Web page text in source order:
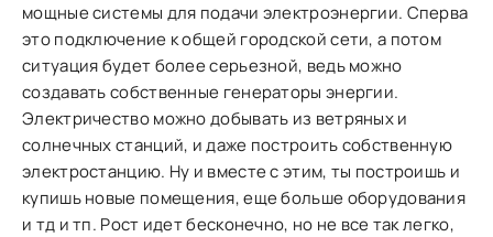
мощные системы для подачи электроэнергии. Сперва
это подключение к общей городской сети, а потом
ситуация будет более серьезной, ведь можно
создавать собственные генераторы энергии.
Электричество можно добывать из ветряных и
солнечных станций, и даже построить собственную
электростанцию. Ну и вместе с этим, ты построишь и
купишь новые помещения, еще больше оборудования
и тд и тп. Рост идет бесконечно, но не все так легко,